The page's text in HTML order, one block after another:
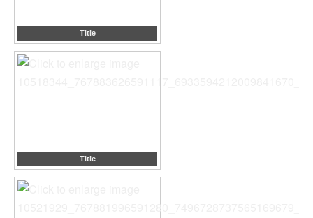
Title
Title